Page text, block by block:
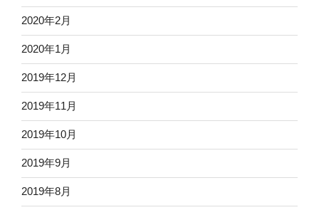
2020年2月
2020年1月
2019年12月
2019年11月
2019年10月
2019年9月
2019年8月